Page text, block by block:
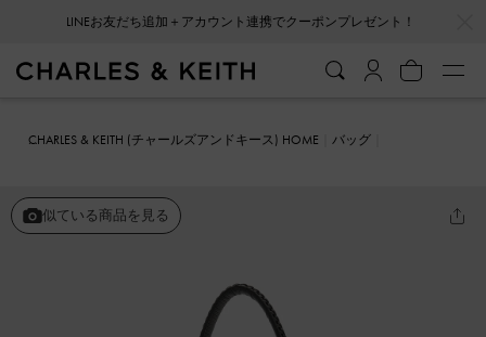
LINEお友だち追加＋アカウント連携でクーポンプレゼント！
CHARLES & KEITH (チャールズアンドキース) HOME
バッグ
似ている商品を見る